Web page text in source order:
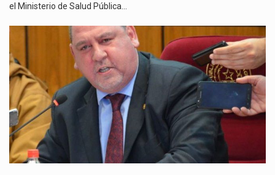
el Ministerio de Salud Pública…